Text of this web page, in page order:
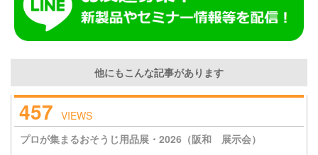
他にもこんな記事があります
457 VIEWS
プロが集まるおそうじ用品展・2026（阪和 展示会）